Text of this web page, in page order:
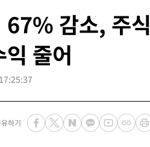
67% 감소, 주식
줄어
하기